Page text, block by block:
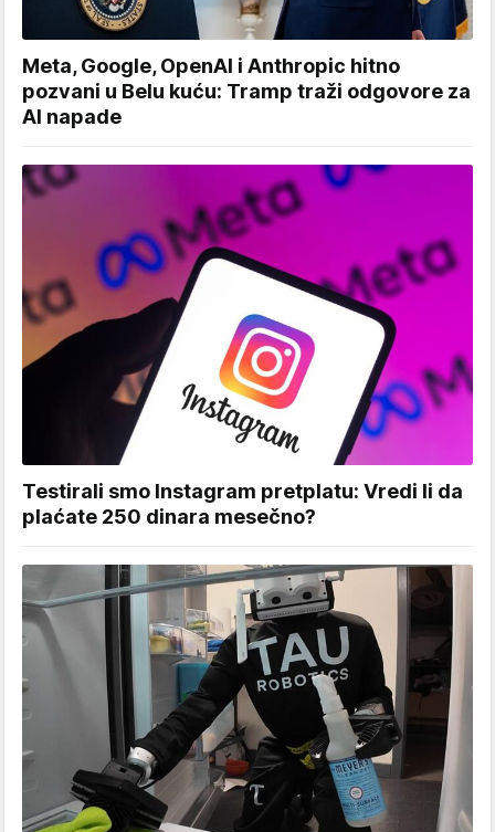
Meta, Google, OpenAI i Anthropic hitno
pozvani u Belu kuću: Tramp traži odgovore za
AI napade
Testirali smo Instagram pretplatu: Vredi li da
plaćate 250 dinara mesečno?